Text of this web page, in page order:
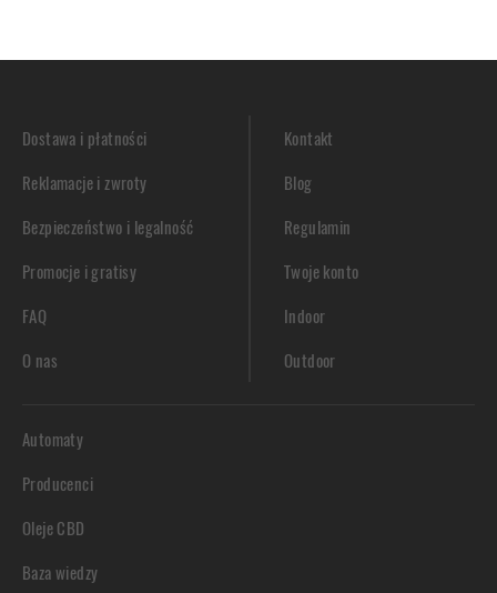
Dostawa i płatności
Reklamacje i zwroty
Bezpieczeństwo i legalność
Promocje i gratisy
FAQ
O nas
Kontakt
Blog
Regulamin
Twoje konto
Indoor
Outdoor
Automaty
Producenci
Oleje CBD
Baza wiedzy